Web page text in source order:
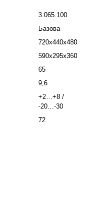
3.065.100
Базова
720х440х480
590х295х360
65
9,6
+2…+8 /
-20…-30
72